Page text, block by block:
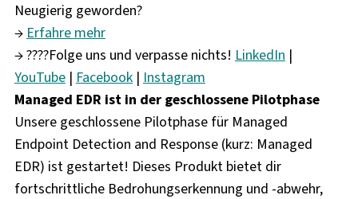
Neugierig geworden?
→ Erfahre mehr
→????Folge uns und verpasse nichts! LinkedIn |
YouTube| Facebook| Instagram
Managed EDR ist in der geschlossene Pilotphase
Unsere geschlossene Pilotphase für Managed
Endpoint Detection and Response (kurz: Managed
EDR) ist gestartet! Dieses Produkt bietet dir
fortschrittliche Bedrohungserkennung und -abwehr,